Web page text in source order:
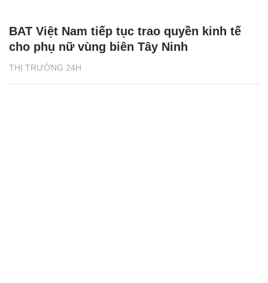
THỊ TRƯỜNG 24H
BAT Việt Nam tiếp tục trao quyền kinh tế
cho phụ nữ vùng biên Tây Ninh